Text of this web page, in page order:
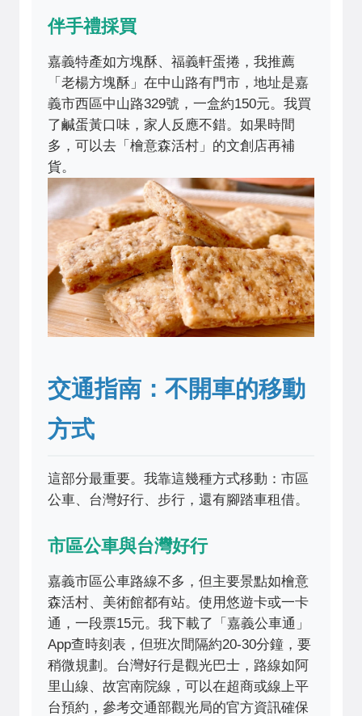
伴手禮採買
嘉義特產如方塊酥、福義軒蛋捲，我推薦
「老楊方塊酥」在中山路有門市，地址是嘉
義市西區中山路329號，一盒約150元。我買
了鹹蛋黃口味，家人反應不錯。如果時間
多，可以去「檜意森活村」的文創店再補
貨。
交通指南：不開車的移動
方式
這部分最重要。我靠這幾種方式移動：市區
公車、台灣好行、步行，還有腳踏車租借。
市區公車與台灣好行
嘉義市區公車路線不多，但主要景點如檜意
森活村、美術館都有站。使用悠遊卡或一卡
通，一段票15元。我下載了「嘉義公車通」
App查時刻表，但班次間隔約20-30分鐘，要
稍微規劃。台灣好行是觀光巴士，路線如阿
里山線、故宮南院線，可以在超商或線上平
台預約，參考交通部觀光局的官方資訊確保